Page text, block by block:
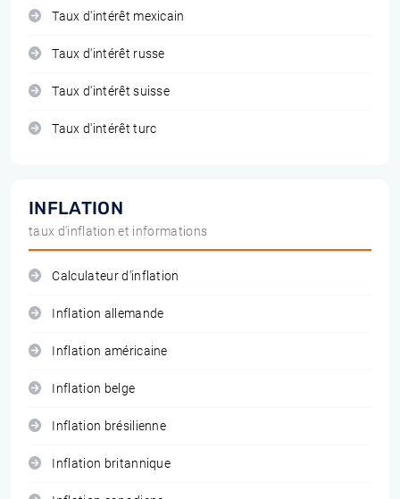
Taux d'intérêt mexicain
Taux d'intérêt russe
Taux d'intérêt suisse
Taux d'intérêt turc
INFLATION
taux d'inflation et informations
Calculateur d'inflation
Inflation allemande
Inflation américaine
Inflation belge
Inflation brésilienne
Inflation britannique